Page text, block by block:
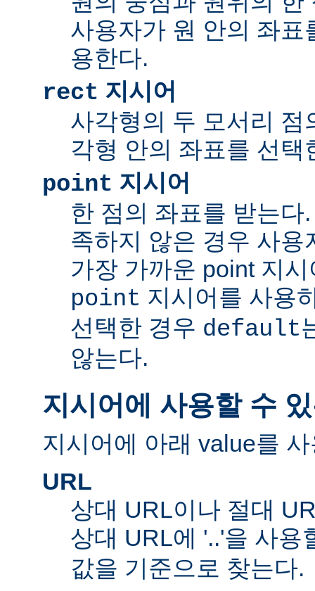
사용자가 원 안의 좌표
용한다.
rect 지시어
사각형의 두 모서리 점
각형 안의 좌표를 선택
point 지시어
한 점의 좌표를 받는다
족하지 않은 경우 사용
가장 가까운 point 지
point 지시어를 사용
선택한 경우 default
않는다.
지시어에 사용할 수
지시어에 아래 value를
URL
상대 URL이나 절대
상대 URL에 '..'을 사용
값을 기준으로 찾는다.